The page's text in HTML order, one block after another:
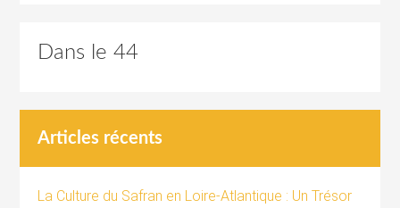
Dans le 44
Articles récents
La Culture du Safran en Loire-Atlantique : Un Trésor